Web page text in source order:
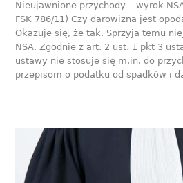
Nieujawnione przychody – wyrok
FSK 786/11) Czy darowizna jest
Okazuje się, że tak. Sprzyja temu
NSA. Zgodnie z art. 2 ust. 1 pkt 3
ustawy nie stosuje się m.in. do
przepisom o podatku od spadków i